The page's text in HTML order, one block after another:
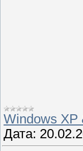
Windows XP
Дата: